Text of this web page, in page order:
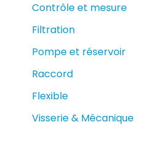
Contrôle et mesure
Filtration
Pompe et réservoir
Raccord
Flexible
Visserie & Mécanique